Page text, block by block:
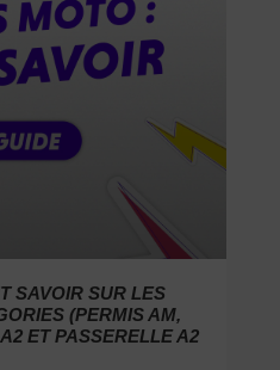
SAVOIR SUR LES
(PERMIS AM,
ET PASSERELLE A2